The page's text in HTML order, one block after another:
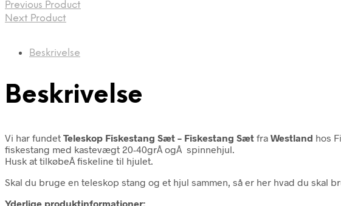
Previous Product
Next Product
Beskrivelse
Beskrivelse
Vi har fundet Teleskop Fiskestang Sæt – Fiskestang Sæt fra Westland hos
fiskestang med kastevægt 20-40grÂ ogÂ spinnehjul.
Husk at tilkøbeÂ fiskeline til hjulet.
Skal du bruge en teleskop stang og et hjul sammen, så er her hvad du skal
Yderlige produktinformationer: